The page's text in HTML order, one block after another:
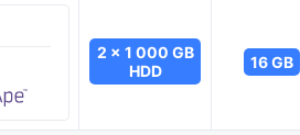
2 x 1 000 GB
HDD
16 GB